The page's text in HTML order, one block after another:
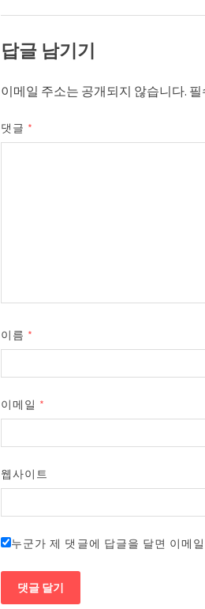
답글 남기기
이메일 주소는 공개되지 않습니다. 필
댓글 *
이름 *
이메일 *
웹사이트
누군가 제 댓글에 답글을 달면 이메